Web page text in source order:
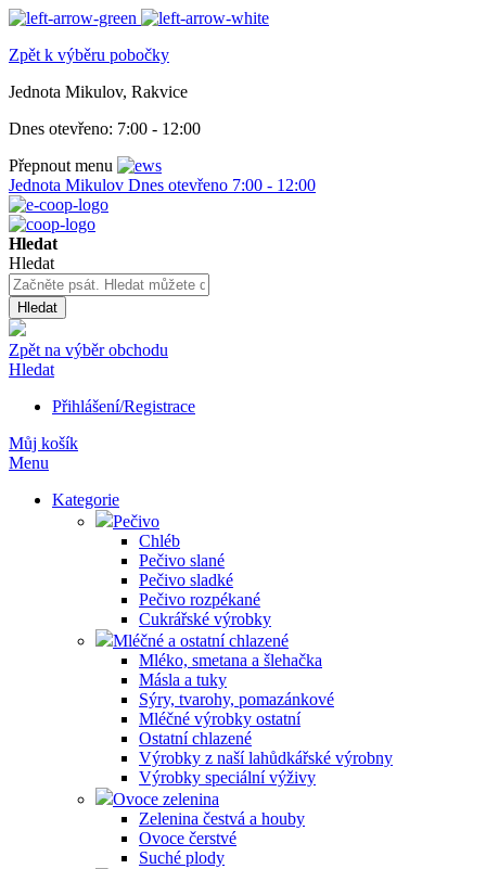
Zpět k výběru pobočky
Jednota Mikulov, Rakvice
Dnes otevřeno: 7:00 - 12:00
Přepnout menu
Jednota Mikulov Dnes otevřeno 7:00 - 12:00
Hledat
Hledat
Hledat
Zpět na výběr obchodu
Hledat
Přihlášení/Registrace
Můj košík
Menu
Kategorie
Pečivo
Chléb
Pečivo slané
Pečivo sladké
Pečivo rozpékané
Cukrářské výrobky
Mléčné a ostatní chlazené
Mléko, smetana a šlehačka
Másla a tuky
Sýry, tvarohy, pomazánkové
Mléčné výrobky ostatní
Ostatní chlazené
Výrobky z naší lahůdkářské výrobny
Výrobky speciální výživy
Ovoce zelenina
Zelenina čestvá a houby
Ovoce čerstvé
Suché plody